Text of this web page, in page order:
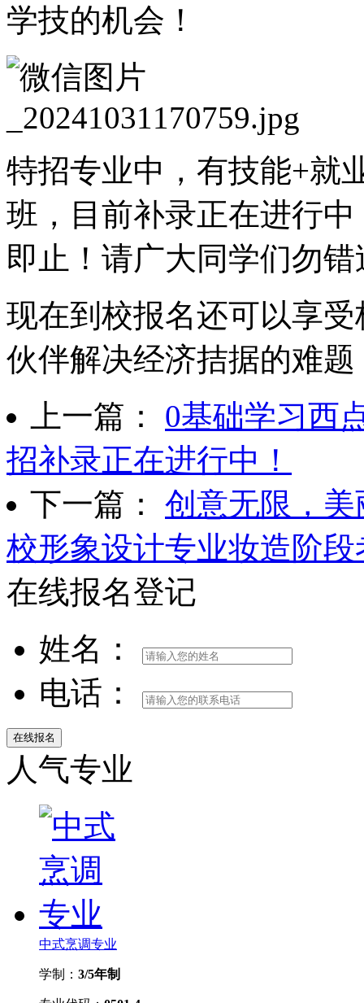
学技的机会！
特招专业中，有技能+就
班，目前补录正在进行
即止！请广大同学们勿
现在到校报名还可以享
伙伴解决经济拮据的难
上一篇： 0基础学习西
招补录正在进行中！
下一篇： 创意无限，
校形象设计专业妆造阶段
在线报名登记
姓名：
电话：
人气专业
中式烹调专业
学制： 3/5年制